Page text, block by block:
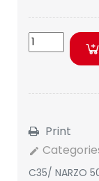
Print
edit
C35/ NARZO